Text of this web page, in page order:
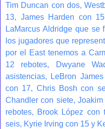
Tim Duncan con dos,
13, James Harden con
LaMarcus Aldridge que
los jugadores que
por el East tenemos a
12 rebotes, Dwyane
asistencias, LeBron
con 17, Chris Bosh con
Chandler con siete,
rebotes, Brook López con
seis, Kyrie Irving con 15 y